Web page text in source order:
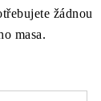
žádnou
masa.